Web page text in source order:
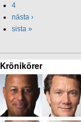
4
nästa ›
sista »
Krönikörer